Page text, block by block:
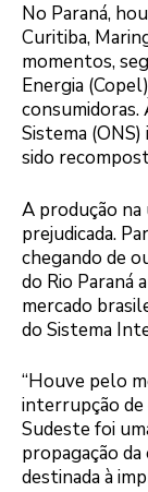
No Paraná,
Curitiba,
momentos,
Energia
consumidoras.
Sistema
sido
A produção na
prejudicada.
chegando de
do Rio Paraná
mercado
do Sistema
“Houve pelo
interrupção
Sudeste foi
propagação da
destinada à